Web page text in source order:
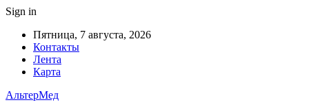
Sign in
Пятница, 7 августа, 2026
Контакты
Лента
Карта
АльтерМед